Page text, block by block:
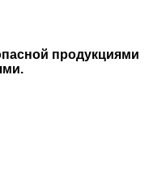
продукциями